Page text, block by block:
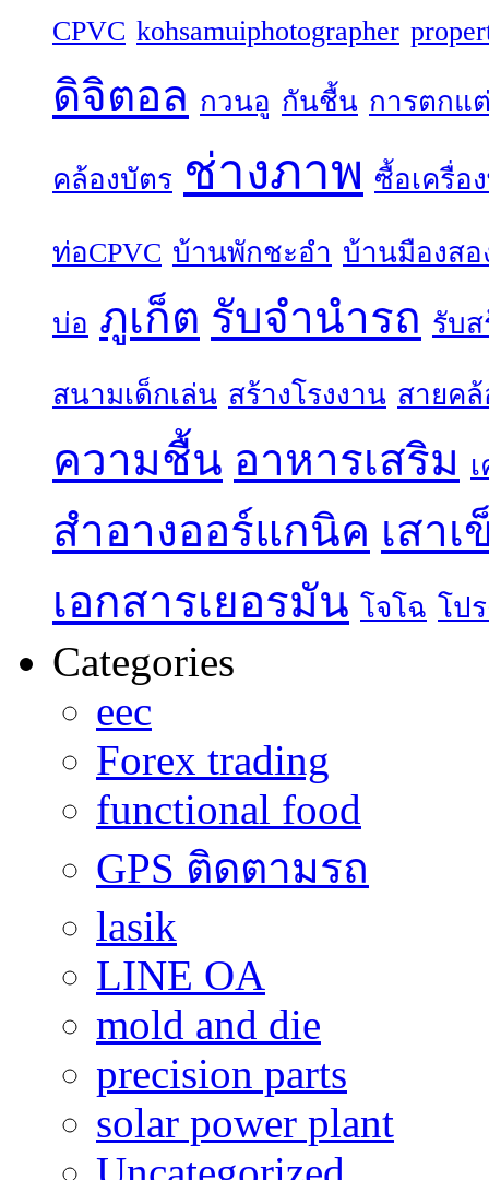
CPVC kohsamuiphotographer
ดิจิตอล กวนอู กันชื้น การตกแ
คล้องบัตร ช่างภาพ ซื้อเครื่อ
ท่อCPVC บ้านพักชะอำ บ้านมืองสอ
บ่อ ภูเก็ต รับจำนำรถ รับส
สนามเด็กเล่น สร้างโรงงาน สายคล้
ความชื้น อาหารเสริม
สำอางออร์แกนิค เสาเ
เอกสารเยอรมัน โจโฉ โป
Categories
eec
Forex trading
functional food
GPS ติดตามรถ
lasik
LINE OA
mold and die
precision parts
solar power plant